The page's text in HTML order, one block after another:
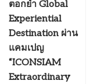
ตอกย้ำ Global
Experiential
Destination ผ่าน
แคมเปญ
“ICONSIAM
Extraordinary